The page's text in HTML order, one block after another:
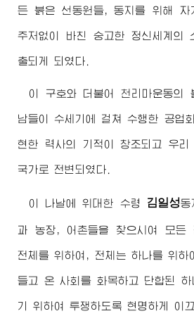
든 붉은 선동원들, 동지를 위해 자
주저없이 바친 숭고한 정신세계의
출되게 되였다.
이 구호와 더불어 천리마운동의
남들이 수세기에 걸쳐 수행한 공업
현한 력사의 기적이 창조되고 우리
국가로 전변되였다.
이 나날에위대한 수령 김일성동
과 농장, 어촌들을 찾으시여 모든
전체를 위하여, 전체는 하나를 위하
들고 온 사회를 화목하고 단합된
기 위하여 투쟁하도록 현명하게 이끄